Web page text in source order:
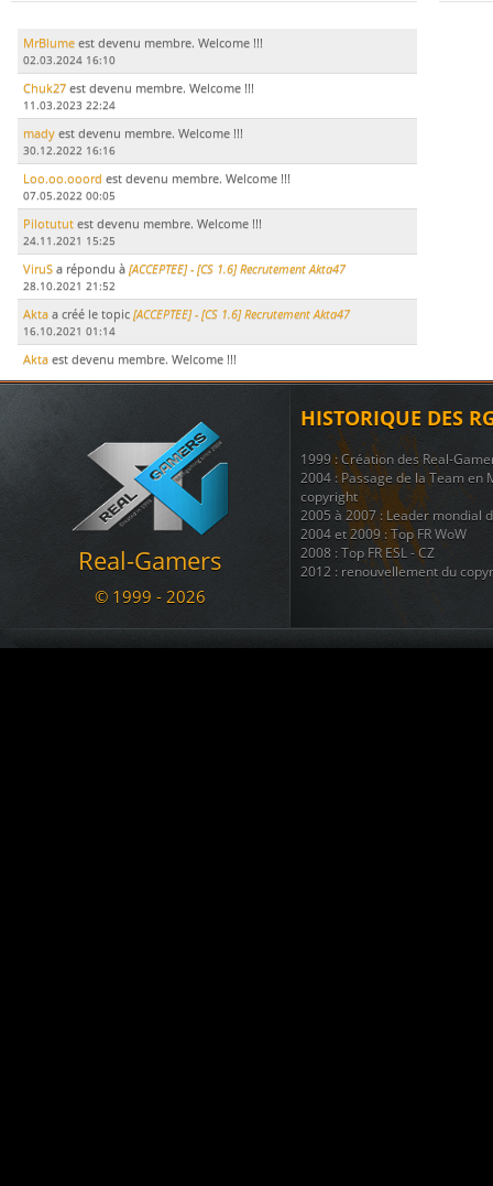
MrBlume est devenu membre. Welcome !!!
02.03.2024 16:10
Chuk27 est devenu membre. Welcome !!!
11.03.2023 22:24
mady est devenu membre. Welcome !!!
30.12.2022 16:16
Loo.oo.ooord est devenu membre. Welcome !!!
07.05.2022 00:05
Pilotutut est devenu membre. Welcome !!!
24.11.2021 15:25
ViruS a répondu à [ACCEPTEE] - [CS 1.6] Recrutement Akta47
28.10.2021 21:52
Akta a créé le topic [ACCEPTEE] - [CS 1.6] Recrutement Akta47
16.10.2021 01:14
Akta est devenu membre. Welcome !!!
Le Marsouina créé le topicban
17.11.2020 21:51
a créé le topic BAN
05.11.2020 17:07
[RG - LOL] vs. NyanTrain
02.11.2020 12:56
02.11.2020 12:43
KADOZERRest devenu membre. Welcome !!!
30.08.2020 12:38
Real-Gamers
© 1999 - 2026
HISTORIQUE DES
1999 : Création des Real-
2004 : Passage de la Team
copyright
2005 à 2007 : Leader mondial
2004 et 2009 : Top FR WoW
2008 : Top FR ESL - CZ
2012 : renouvellement du
regroupant 8 autres sites (
ainsi que + d'une douzaine de